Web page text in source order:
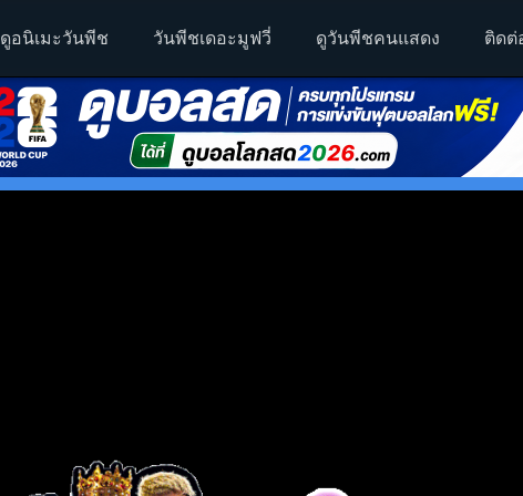
ดูอนิเมะวันพีช วันพีชเดอะมูฟวี่ ดูวันพีชคนแสดง ติดต่